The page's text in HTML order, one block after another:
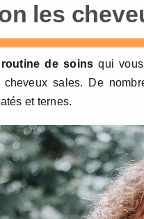
les
routine de soins qui
sales. De
et ternes.